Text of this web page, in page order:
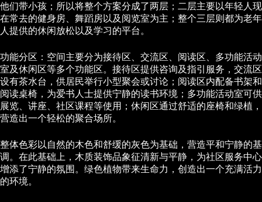
他们带小孩；所以将整个方案分成了两层；二层主要以年轻人现
在常去的健身房、舞蹈房以及阅览室为主；整个三层则都为老年
人提供的休闲放松以及学习的平台。
功能分区：空间主要分为接待区、交流区、阅读区、多功能活动
室及休闲区等多个功能区。接待区提供咨询及指引服务，交流区
设有茶水台，供居民举行小型聚会或讨论；阅读区内配备书架和
阅读桌椅，为爱书人士提供宁静的读书环境；多功能活动室可供
展览、讲座、社区课程等使用；休闲区通过舒适的座椅和绿植，
营造出一个轻松的聚合场所。
整体色彩以自然的木色和舒缓的灰色为基础，营造平和宁静的基
调。在此基础上，木质装饰品象征清新与平静，为社区服务中心
增添了宁静的氛围。绿色植物带来生命力，创造出一个充满活力
的环境。